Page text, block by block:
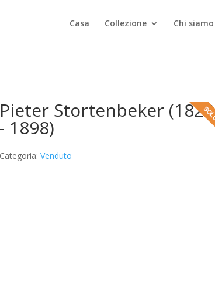
Casa Collezione Chi siamo
Pieter Stortenbeker (1828
- 1898)
Categoria:Venduto